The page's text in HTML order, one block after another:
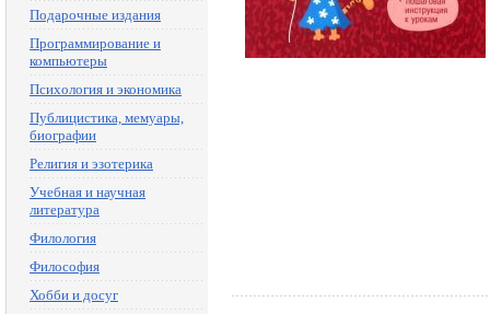
Подарочные издания
Программирование и
компьютеры
Психология и экономика
Публицистика, мемуары,
биографии
Религия и эзотерика
Учебная и научная
литература
Филология
Философия
Хобби и досуг